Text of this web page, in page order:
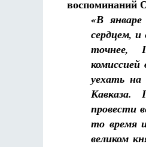
воспоминаний
«В
сердцем,
точнее,
уехать на
Кавказа.
провести
то время
великом